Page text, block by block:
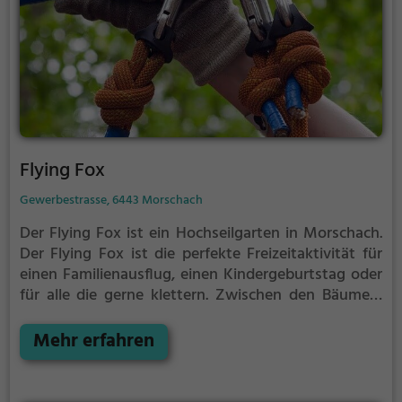
Flying Fox
Gewerbestrasse, 6443 Morschach
Der Flying Fox ist ein Hochseilgarten in Morschach.
Der Flying Fox ist die perfekte Freizeitaktivität für
einen Familienausflug, einen Kindergeburtstag oder
für alle die gerne klettern. Zwischen den Bäumen,
eine Welt voller Abenteuer und Erlebnis. Der Flying
Fox bietet sowohl erfahreneren Kletterern als auch
Mehr erfahren